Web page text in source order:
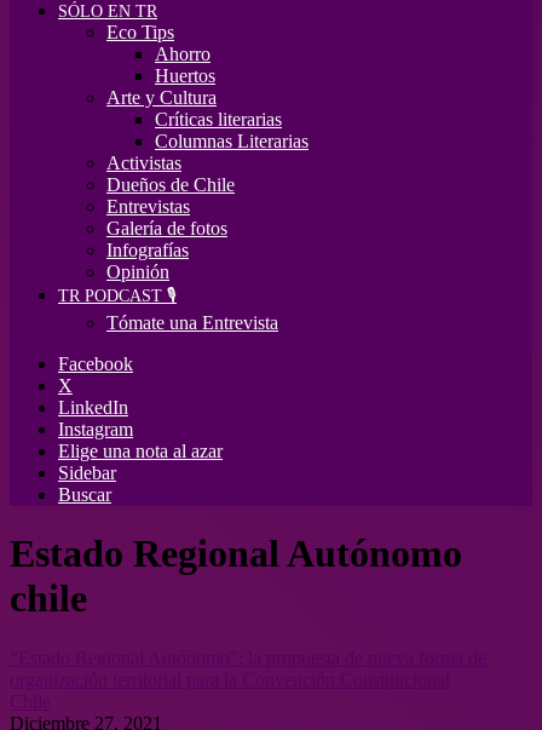
SÓLO EN TR
Eco Tips
Ahorro
Huertos
Arte y Cultura
Críticas literarias
Columnas Literarias
Activistas
Dueños de Chile
Entrevistas
Galería de fotos
Infografías
Opinión
TR PODCAST 🎙️
Tómate una Entrevista
Facebook
X
LinkedIn
Instagram
Elige una nota al azar
Sidebar
Buscar
Estado Regional Autónomo
chile
Diciembre 27, 2021